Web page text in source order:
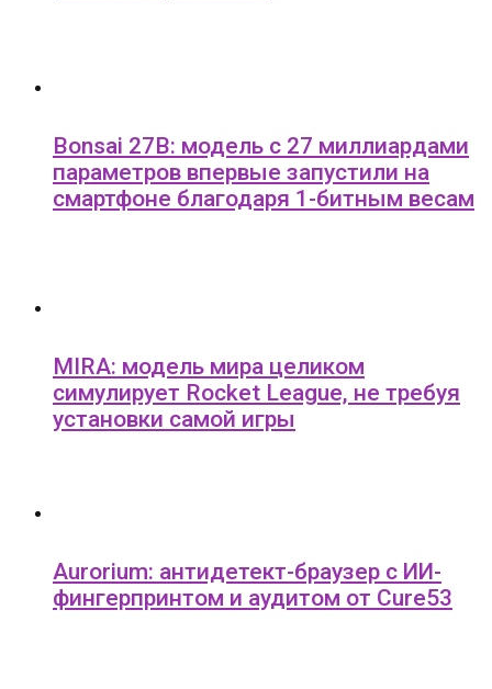
Bonsai 27B: модель с 27 миллиардами
параметров впервые запустили на
смартфоне благодаря 1-битным весам
MIRA: модель мира целиком
симулирует Rocket League, не требуя
установки самой игры
Aurorium: антидетект-браузер с ИИ-
фингерпринтом и аудитом от Cure53